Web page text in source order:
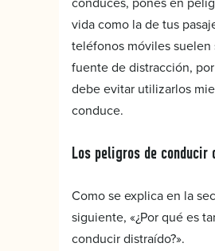
vida como la de tus
teléfonos móviles suelen
fuente de distracción,
debe evitar utilizarlos
conduce.
Los peligros de
Como se explica en la
siguiente, «¿Por qué es
conducir distraído?».